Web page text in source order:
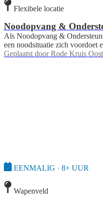
Flexibele locatie
Noodopvang &
Als Noodopvang &
een noodsituatie zich voordoet
Geplaatst door Rode Kruis
EENMALIG · 8+ UUR
Wapenveld